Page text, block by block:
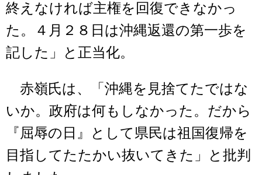
終えなければ主権を回復できなかっ
た。４月２８日は沖縄返還の第一歩を
記した」と正当化。
赤嶺氏は、「沖縄を見捨てたではな
いか。政府は何もしなかった。だから
『屈辱の日』として県民は祖国復帰を
目指してたたかい抜いてきた」と批判